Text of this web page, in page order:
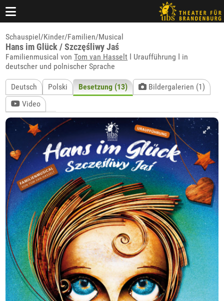
Schauspiel/Kinder/Familien/Musical
Hans im Glück / Szczęśliwy Jaś
Familienmusical vonTom van Hasselt ǀ Uraufführung ǀ in
deutscher und polnischer Sprache
Deutsch Polski Besetzung (13)
Bildergalerien (1)
Video